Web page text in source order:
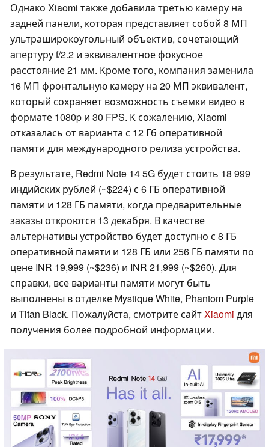
Однако Xiaomi также добавила третью камеру на
задней панели, которая представляет собой 8 МП
ультраширокоугольный объектив, сочетающий
апертуру f/2.2 и эквивалентное фокусное
расстояние 21 мм. Кроме того, компания заменила
16 МП фронтальную камеру на 20 МП эквивалент,
который сохраняет возможность съемки видео в
формате 1080p и 30 FPS. К сожалению, Xiaomi
отказалась от варианта с 12 Гб оперативной
памяти для международного релиза устройства.
В результате, Redmi Note 14 5G будет стоить 18 999
индийских рублей (~$224) с 6 ГБ оперативной
памяти и 128 ГБ памяти, когда предварительные
заказы откроются 13 декабря. В качестве
альтернативы устройство будет доступно с 8 ГБ
оперативной памяти и 128 ГБ или 256 ГБ памяти по
цене INR 19,999 (~$236) и INR 21,999 (~$260). Для
справки, все варианты памяти могут быть
выполнены в отделке Mystique White, Phantom Purple
и Titan Black. Пожалуйста, смотрите сайтXiaomi для
получения более подробной информации.